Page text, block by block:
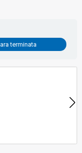
terminata